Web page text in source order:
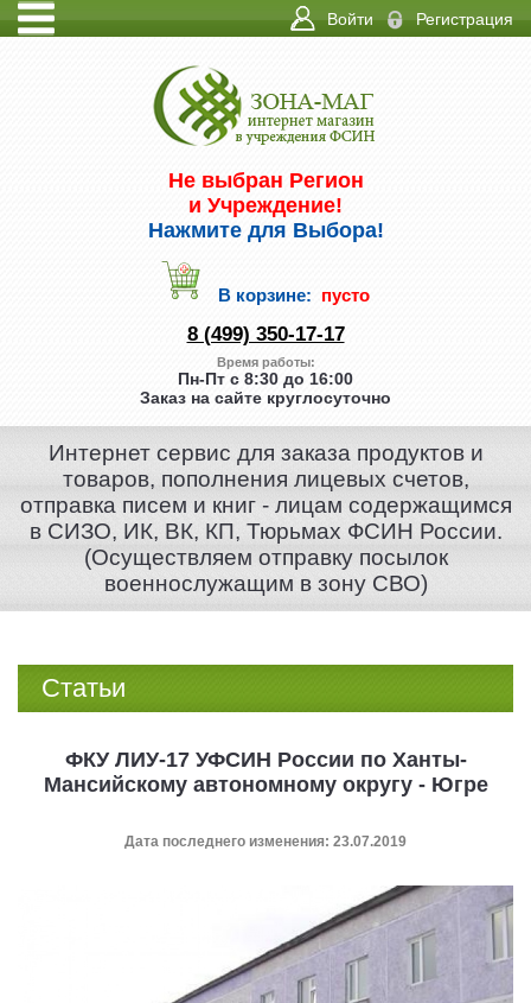
КОНТАКТЫ
Регистрация
Войти
Не выбран Регион
и Учреждение!
Нажмите для Выбора!
В корзине: пусто
8 (499) 350-17-17
Время работы:
Пн-Пт с 8:30 до 16:00
Заказ на сайте круглосуточно
Интернет сервис для заказа продуктов и
товаров, пополнения лицевых счетов,
отправка писем и книг - лицам содержащимся
в СИЗО, ИК, ВК, КП, Тюрьмах ФСИН России.
(Осуществляем отправку посылок
военнослужащим в зону СВО)
Статьи
ФКУ ЛИУ-17 УФСИН России по Ханты-
Мансийскому автономному округу - Югре
Дата последнего изменения: 23.07.2019